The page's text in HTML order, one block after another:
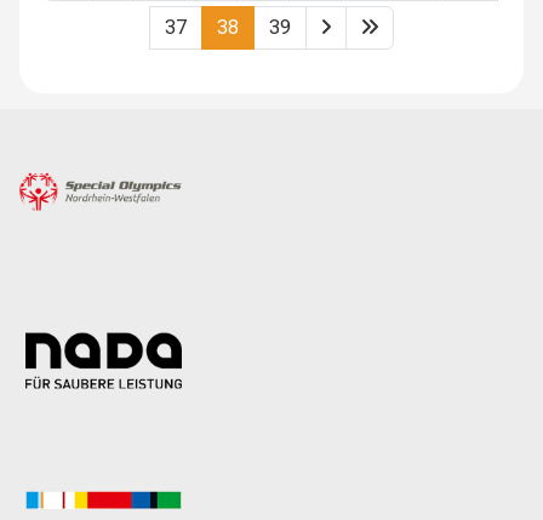
37 38 39